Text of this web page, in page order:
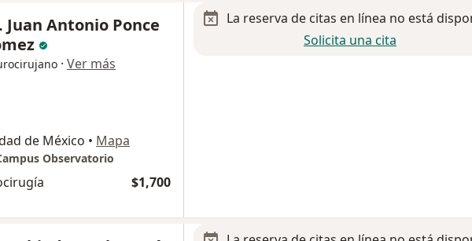
Juan Antonio Ponce
· Ver más
de México • Mapa
Observatorio
$1,700
La reserva de citas en línea no está
Solicita una cita